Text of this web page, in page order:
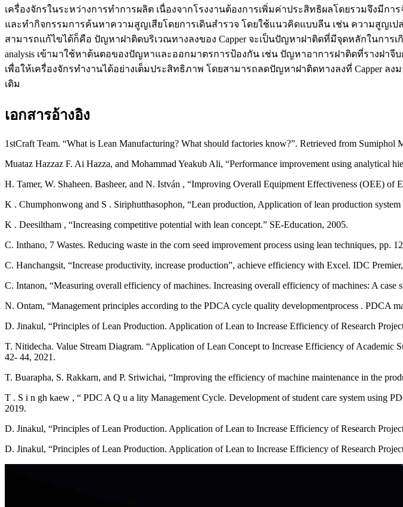
เครื่องจักรในระหว่างการทำการผลิต เนื่องจากโรงงานต้องการเพิ่มค่าประสิทธิผลโดยรวมจึงมี
และทำกิจกรรมการค้นหาความสูญเสียโดยการเดินสำรวจ โดยใช้แนวคิดแบบลีน เช่น ความสูญ
สามารถแก้ไขได้ก็คือ ปัญหาฝาติดบริเวณทางลงของ Capper จะเป็นปัญหาฝาติดที่มีจุดหลักในกา
analysis เข้ามาใช้หาต้นตอของปัญหาและออกมาตรการป้องกัน เช่น ปัญหาอาการฝาติดที่รางฝ
เพื่อให้เครื่องจักรทำงานได้อย่างเต็มประสิทธิภาพ โดยสามารถลดปัญหาฝาติดทางลงที่ Capper ลง
เดิม
เอกสารอ้างอิง
1stCraft Team. “What is Lean Manufacturing? What should factories know?”. Retrieved from
Muataz Hazzaz F. Ai Hazza, and Mohammad Yeakub Ali, “Performance improvement using analytical
H. Tamer, W. Shaheen. Basheer, and N. István , “Improving Overall Equipment Effectiveness (OEE)
K . Chumphonwong and S . Siriphutthasophon, “Lean production, Application of lean production
K . Deesiltham , “Increasing competitive potential with lean concept.” SE-Education, 2005.
C. Inthano, 7 Wastes. Reducing waste in the corn seed improvement process using lean techniques, pp.
C. Hanchangsit, “Increase productivity, increase production”, achieve efficiency with Excel. IDC
C. Intanon, “Measuring overall efficiency of machines. Increasing overall efficiency of machines: A case
N. Ontam, “Management principles according to the PDCA cycle quality developmentprocess . PDCA
D. Jinakul, “Principles of Lean Production. Application of Lean to Increase Efficiency of Research
T. Nitidecha. Value Stream Diagram. “Application of Lean Concept to Increase Efficiency of
42- 44, 2021.
T. Buarapha, S. Rakkarn, and P. Sriwichai, “Improving the efficiency of machine maintenance in the
T . S i n gh kaew , “ PDC A Q u a lity Management Cycle. Development of student care system using
2019.
D. Jinakul, “Principles of Lean Production. Application of Lean to Increase Efficiency of Research
D. Jinakul, “Principles of Lean Production. Application of Lean to Increase Efficiency of Research